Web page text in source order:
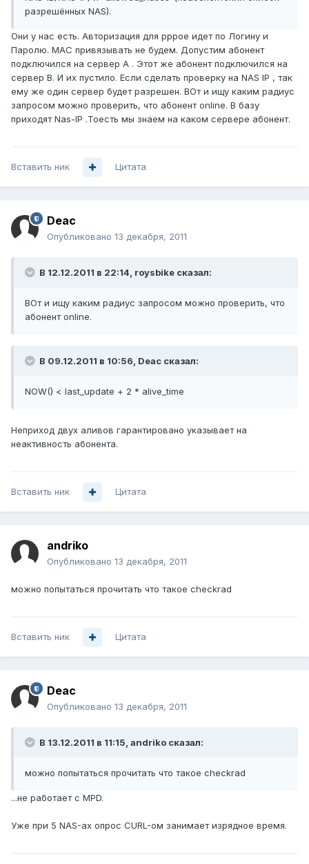
разрешённых NAS).
Они у нас есть. Авторизация для pppoe идет по Логину и
Паролю. MAC привязывать не будем. Допустим абонент
подключился на сервер A . Этот же абонент подключился на
сервер B. И их пустило. Если сделать проверку на NAS IP , так
ему же один сервер будет разрешен. ВОт и ищу каким радиус
запросом можно проверить, что абонент online. В базу
приходят Nas-IP .Тоесть мы знаем на каком сервере абонент.
Вставить ник Цитата
Deac
Опубликовано 13 декабря, 2011
В 12.12.2011 в 22:14, roysbike сказал:
ВОт и ищу каким радиус запросом можно проверить, что
абонент online.
В 09.12.2011 в 10:56, Deac сказал:
NOW() < last_update + 2 * alive_time
Неприход двух аливов гарантировано указывает на
неактивность абонента.
Вставить ник Цитата
andriko
Опубликовано 13 декабря, 2011
можно попытаться прочитать что такое checkrad
Вставить ник Цитата
Deac
Опубликовано 13 декабря, 2011
В 13.12.2011 в 11:15, andriko сказал:
можно попытаться прочитать что такое checkrad
...не работает с MPD.
Уже при 5 NAS-ах опрос CURL-ом занимает изрядное время.